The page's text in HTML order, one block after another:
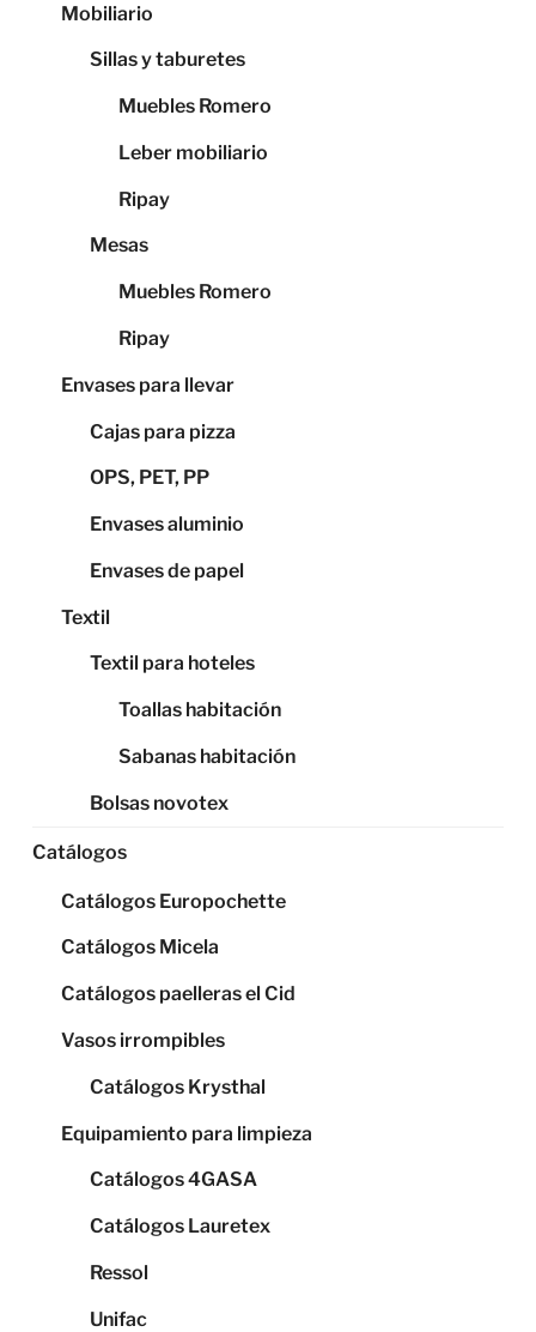
Mobiliario
Sillas y taburetes
Muebles Romero
Leber mobiliario
Ripay
Mesas
Muebles Romero
Ripay
Envases para llevar
Cajas para pizza
OPS, PET, PP
Envases aluminio
Envases de papel
Textil
Textil para hoteles
Toallas habitación
Sabanas habitación
Bolsas novotex
Catálogos
Catálogos Europochette
Catálogos Micela
Catálogos paelleras el Cid
Vasos irrompibles
Catálogos Krysthal
Equipamiento para limpieza
Catálogos 4GASA
Catálogos Lauretex
Ressol
Unifac